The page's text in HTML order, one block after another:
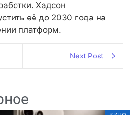
Хадсон
её до 2030 года на
платформ.
Next Post